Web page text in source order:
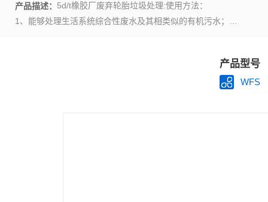
产品描述： 5d/t橡胶厂废弃轮胎垃圾处理:使用方法：
1、能够处理生活系统综合性废水及其相类似的有机污水；
产品型号
WFS